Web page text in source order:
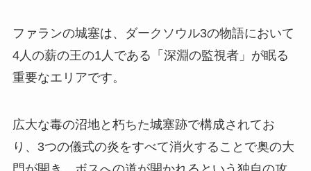
ファランの城塞は、ダークソウル3の物語において
4人の薪の王の1人である「深淵の監視者」が眠る
重要なエリアです。
広大な毒の沼地と朽ちた城塞跡で構成されてお
り、3つの儀式の炎をすべて消火することで奥の大